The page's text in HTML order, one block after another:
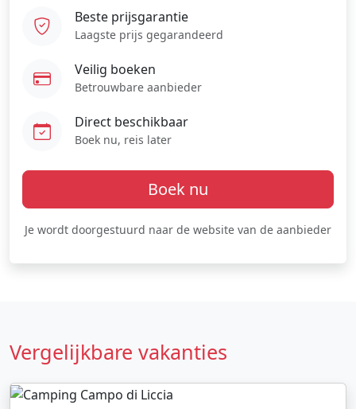
Beste prijsgarantie
Laagste prijs gegarandeerd
Veilig boeken
Betrouwbare aanbieder
Direct beschikbaar
Boek nu, reis later
Boek nu
Je wordt doorgestuurd naar de website van de aanbieder
Vergelijkbare vakanties